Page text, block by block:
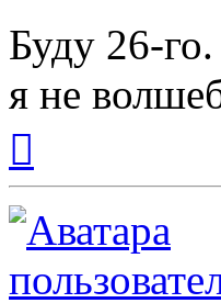
Буду 26-го.
я не
началу